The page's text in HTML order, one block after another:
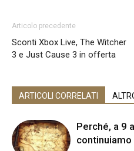
Articolo precedente
Sconti Xbox Live, The Witcher
3 e Just Cause 3 in offerta
ARTICOLI CORRELATI
Perché, a 9
continuiamo